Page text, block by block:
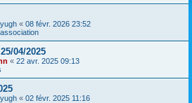
« 08 févr. 2026 23:52
04/2025
« 22 avr. 2025 09:13
« 02 févr. 2025 11:16